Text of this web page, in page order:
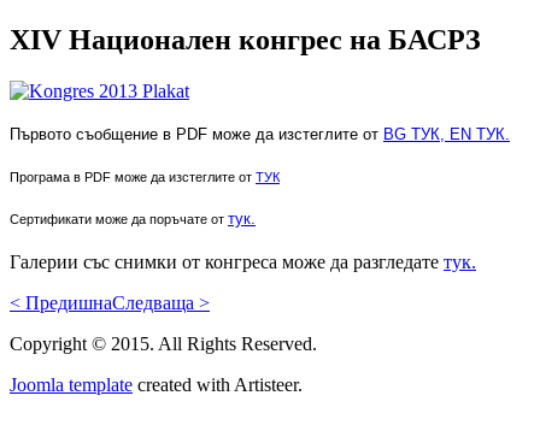
XIV Национален конгрес на БАСРЗ
Първото съобщение в PDF може да изстеглите от BG ТУК, EN ТУК.
Програма в PDF може да изстеглите от ТУК
Сертификати може да поръчате от тук.
Галерии със снимки от конгреса може да разгледате тук.
< ПредишнаСледваща >
Copyright © 2015. All Rights Reserved.
Joomla template created with Artisteer.